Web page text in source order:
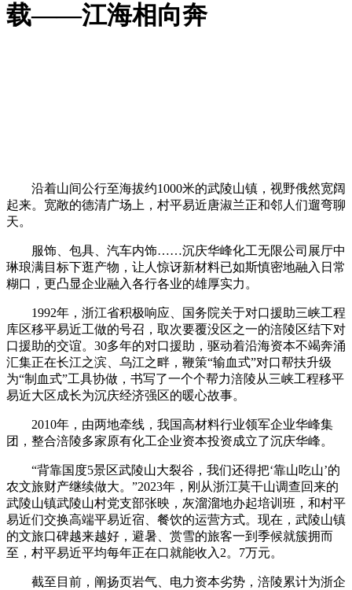
载——江海相向奔
沿着山间公行至海拔约1000米的武陵山镇，视野俄然宽阔
起来。宽敞的德清广场上，村平易近唐淑兰正和邻人们遛弯聊
天。
服饰、包具、汽车内饰……沉庆华峰化工无限公司展厅中
琳琅满目标下逛产物，让人惊讶新材料已如斯慎密地融入日常
糊口，更凸显企业融入各行各业的雄厚实力。
1992年，浙江省积极响应、国务院关于对口援助三峡工程
库区移平易近工做的号召，取次要覆没区之一的涪陵区结下对
口援助的交谊。30多年的对口援助，驱动着沿海资本不竭奔涌
汇集正在长江之滨、乌江之畔，鞭策“输血式”对口帮扶升级
为“制血式”工具协做，书写了一个个帮力涪陵从三峡工程移平
易近大区成长为沉庆经济强区的暖心故事。
2010年，由两地牵线，我国高材料行业领军企业华峰集
团，整合涪陵多家原有化工企业资本投资成立了沉庆华峰。
“背靠国度5景区武陵山大裂谷，我们还得把‘靠山吃山’的
农文旅财产继续做大。”2023年，刚从浙江莫干山调查回来的
武陵山镇武陵山村党支部张映，灰溜溜地办起培训班，和村平
易近们交换高端平易近宿、餐饮的运营方式。现在，武陵山镇
的文旅口碑越来越好，避暑、赏雪的旅客一到季候就簇拥而
至，村平易近平均每年正在口就能收入2。7万元。
截至目前，阐扬页岩气、电力资本劣势，涪陵累计为浙企